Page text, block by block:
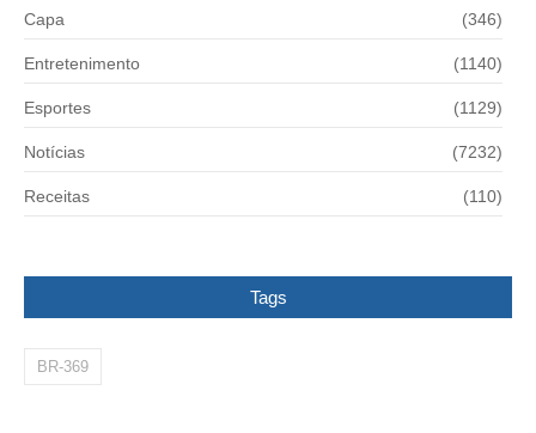
Capa (346)
Entretenimento (1140)
Esportes (1129)
Notícias (7232)
Receitas (110)
Tags
BR-369